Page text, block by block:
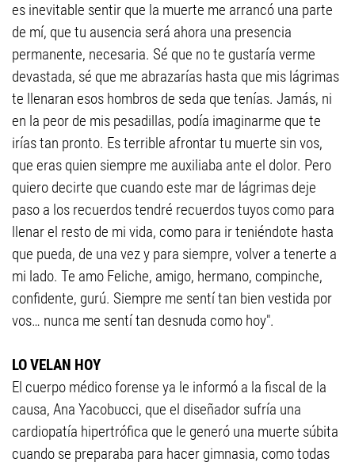
es inevitable sentir que la muerte me arrancó una parte
de mí, que tu ausencia será ahora una presencia
permanente, necesaria. Sé que no te gustaría verme
devastada, sé que me abrazarías hasta que mis lágrimas
te llenaran esos hombros de seda que tenías. Jamás, ni
en la peor de mis pesadillas, podía imaginarme que te
irías tan pronto. Es terrible afrontar tu muerte sin vos,
que eras quien siempre me auxiliaba ante el dolor. Pero
quiero decirte que cuando este mar de lágrimas deje
paso a los recuerdos tendré recuerdos tuyos como para
llenar el resto de mi vida, como para ir teniéndote hasta
que pueda, de una vez y para siempre, volver a tenerte a
mi lado. Te amo Feliche, amigo, hermano, compinche,
confidente, gurú. Siempre me sentí tan bien vestida por
vos… nunca me sentí tan desnuda como hoy".
LO VELAN HOY
El cuerpo médico forense ya le informó a la fiscal de la
causa, Ana Yacobucci, que el diseñador sufría una
cardiopatía hipertrófica que le generó una muerte súbita
cuando se preparaba para hacer gimnasia, como todas